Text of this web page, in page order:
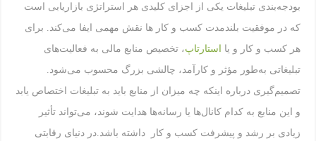
بودجه‌بندی تبلیغات یکی از اجزای کلیدی هر استراتژی بازاریابی است
که در موفقیت بلندمدت کسب و کار ها نقش مهمی ایفا می‌کند. برای
هر کسب و کار و یا استارتاپ، تخصیص منابع مالی به فعالیت‌های
تبلیغاتی به‌طور مؤثر و کارآمد، چالشی بزرگ محسوب می‌شود.
تصمیم‌گیری درباره اینکه چه میزان از منابع باید به تبلیغات اختصاص یابد
و این منابع به کدام کانال‌ها یا رسانه‌ها هدایت شوند، می‌تواند تأثیر
زیادی بر رشد و پیشرفت کسب و کار داشته باشد.در دنیای رقابتی